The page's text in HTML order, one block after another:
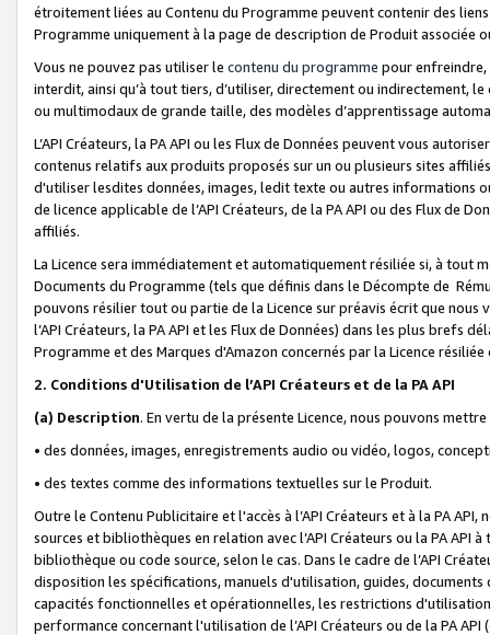
étroitement liées au Contenu du Programme peuvent contenir des
Programme uniquement à la page de description de Produit associée
Vous ne pouvez pas utiliser le contenu du programme pour
interdit, ainsi qu’à tout tiers, d’utiliser, directement ou indirectement,
ou multimodaux de grande taille, des modèles d’apprentissage
L’API Créateurs, la PA API ou les Flux de Données peuvent vous
contenus relatifs aux produits proposés sur un ou plusieurs sites
d'utiliser lesdites données, images, ledit texte ou autres informations
de licence applicable de l’API Créateurs, de la PA API ou des Flux de
affiliés.
La Licence sera immédiatement et automatiquement résiliée si, à
Documents du Programme (tels que définis dans le Décompte de
pouvons résilier tout ou partie de la Licence sur préavis écrit que
l’API Créateurs, la PA API et les Flux de Données) dans les plus
Programme et des Marques d'Amazon concernés par la Licence
2. Conditions d'Utilisation de l’API Créateurs et de la PA API
(a) Description. En vertu de la présente Licence, nous pouvons
• des données, images, enregistrements audio ou vidéo, logos,
• des textes comme des informations textuelles sur le Produit.
Outre le Contenu Publicitaire et l'accès à l’API Créateurs et à la PA
sources et bibliothèques en relation avec l’API Créateurs ou la PA
bibliothèque ou code source, selon le cas. Dans le cadre de l’API
disposition les spécifications, manuels d'utilisation, guides,
capacités fonctionnelles et opérationnelles, les restrictions
performance concernant l'utilisation de l’API Créateurs ou de la PA